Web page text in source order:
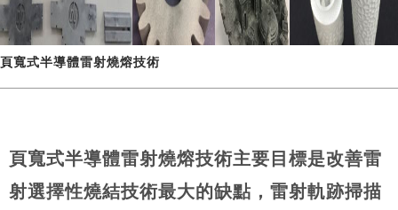
頁寬式半導體雷射燒熔技術
頁寬式半導體雷射燒熔技術主要目標是改善雷
射選擇性燒結技術最大的缺點，雷射軌跡掃描